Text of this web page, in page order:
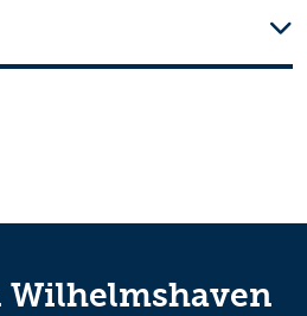
Wilhelmshaven